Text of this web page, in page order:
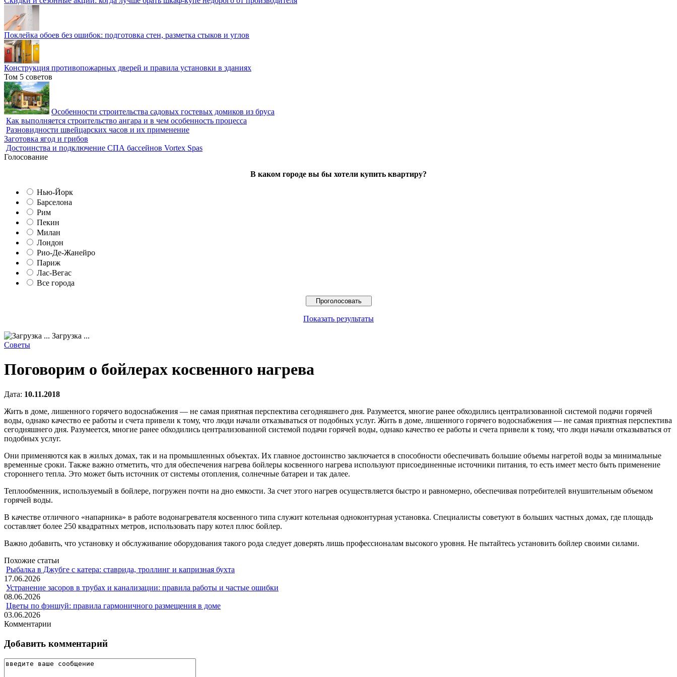
Поклейка обоев без ошибок: подготовка стен, разметка стыков и углов
Конструкция противопожарных дверей и правила установки в зданиях
Том 5 советов
Особенности строительства садовых гостевых домиков из бруса
Как выполняется строительство ангара и в чем особенность процесса
Разновидности швейцарских часов и их применение
Заготовка ягод и грибов
Достоинства и подключение СПА бассейнов Vortex Spas
Голосование
В каком городе вы бы хотели купить квартиру?
Нью-Йорк
Барселона
Рим
Пекин
Милан
Лондон
Рио-Де-Жанейро
Париж
Лас-Вегас
Все города
Показать результаты
Загрузка ...
Советы
Поговорим о бойлерах косвенного нагрева
Дата: 10.11.2018
Жить в доме, лишенного горячего водоснабжения — не самая приятная перспектива сегодняшнего дня. Разумеется, многие ранее обходились централизованной системой подачи горячей
воды, однако качество ее работы и счета привели к тому, что люди начали отказываться от подобных услуг. Жить в доме, лишенного горячего водоснабжения — не самая приятная перспектива
сегодняшнего дня. Разумеется, многие ранее обходились централизованной системой подачи горячей воды, однако качество ее работы и счета привели к тому, что люди начали отказываться от
подобных услуг.
Они применяются как в жилых домах, так и на промышленных объектах. Их главное достоинство заключается в способности обеспечивать большие объемы нагретой воды за минимальные
временные сроки. Также важно отметить, что для обеспечения нагрева бойлеры косвенного нагрева используют присоединенные источники питания, то есть имеет место быть применение
стороннего тепла. Это может быть источник от системы отопления, солнечные батареи и так далее.
Теплообменник, используемый в бойлере, погружен почти на дно емкости. За счет этого нагрев осуществляется быстро и равномерно, обеспечивая потребителей внушительным объемом
горячей воды.
В качестве отличного «напарника» в работе водонагревателя косвенного типа служит котельная одноконтурная установка. Специалисты советуют в больших частных домах, где площадь
составляет более 250 квадратных метров, использовать пару котел плюс бойлер.
Важно добавить, что установку и обслуживание оборудования такого рода следует доверять лишь профессионалам высокого уровня. Не пытайтесь установить бойлер своими силами.
Похожие статьи
Рыбалка в Джубге с катера: ставрида, троллинг и капризная бухта
17.06.2026
Устранение засоров в трубах и канализации: правила работы и частые ошибки
08.06.2026
Цветы по фэншуй: правила гармоничного размещения в доме
03.06.2026
Комментарии
Добавить комментарий